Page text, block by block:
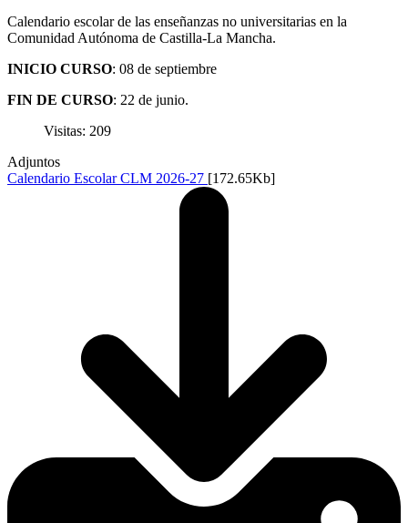
Calendario escolar de las enseñanzas no universitarias en la
Comunidad Autónoma de Castilla-La Mancha.
INICIO CURSO: 08 de septiembre
FIN DE CURSO: 22 de junio.
Visitas: 209
Adjuntos
Calendario Escolar CLM 2026-27 [172.65Kb]